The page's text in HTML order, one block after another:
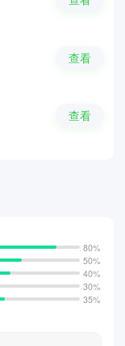
查看
查看
80%
50%
40%
30%
35%